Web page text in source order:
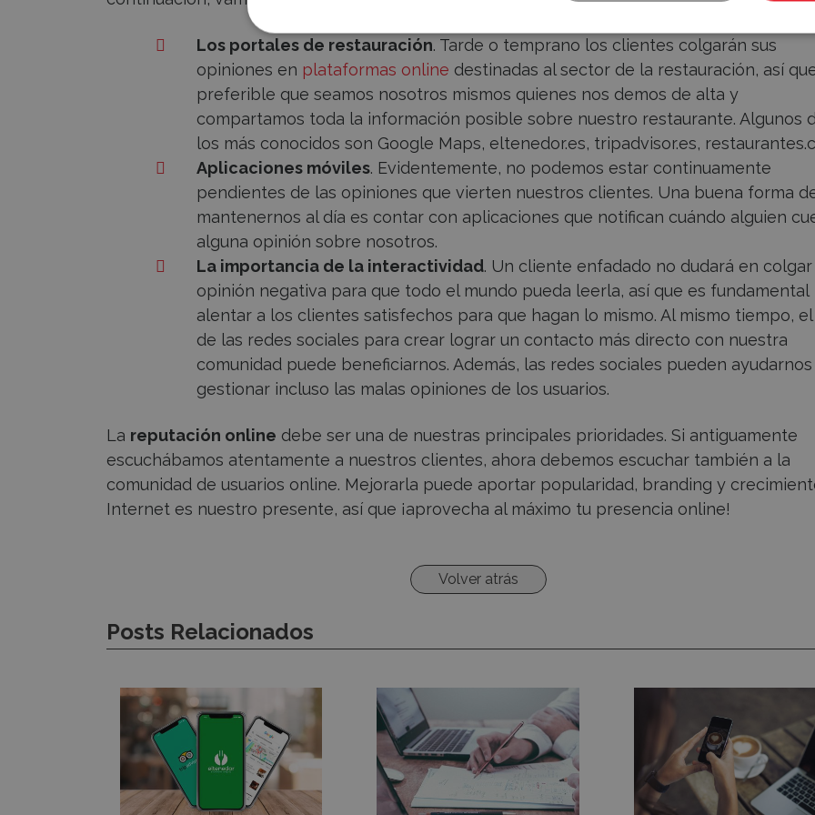
Los portales de restauración. Tarde o temprano los clientes colgarán sus
opiniones en plataformas online destinadas al sector de la restauración, así
preferible que seamos nosotros mismos quienes nos demos de alta y
compartamos toda la información posible sobre nuestro restaurante. Algunos
los más conocidos son Google Maps, eltenedor.es, tripadvisor.es,
Aplicaciones móviles. Evidentemente, no podemos estar continuamente
pendientes de las opiniones que vierten nuestros clientes. Una buena forma
mantenernos al día es contar con aplicaciones que notifican cuándo alguien
alguna opinión sobre nosotros.
La importancia de la interactividad. Un cliente enfadado no dudará en colgar
opinión negativa para que todo el mundo pueda leerla, así que es fundamental
alentar a los clientes satisfechos para que hagan lo mismo. Al mismo tiempo, el
de las redes sociales para crear lograr un contacto más directo con nuestra
comunidad puede beneficiarnos. Además, las redes sociales pueden ayudarnos
gestionar incluso las malas opiniones de los usuarios.
La reputación online debe ser una de nuestras principales prioridades. Si antiguamente
escuchábamos atentamente a nuestros clientes, ahora debemos escuchar también a la
comunidad de usuarios online. Mejorarla puede aportar popularidad, branding y
Internet es nuestro presente, así que ¡aprovecha al máximo tu presencia online!
Volver atrás
Posts Relacionados
Top
plataformas
online
para
¿Qué
debe
incluir
la
web
negocio
en